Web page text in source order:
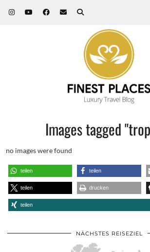
Images tagged
no images were found
teilen teilen
teilen drucken
teilen
NÄCHSTES REISEZIEL